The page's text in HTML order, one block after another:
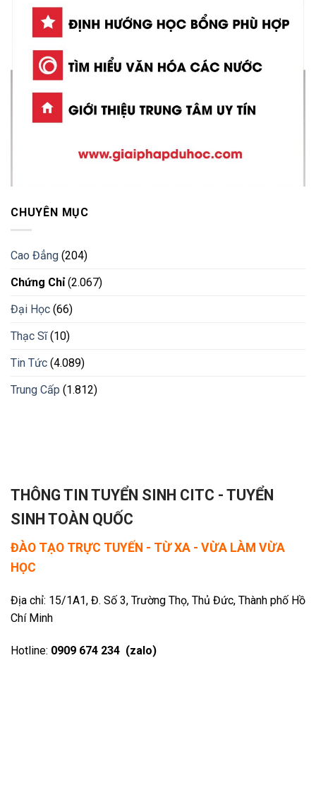
CHUYÊN MỤC
Cao Đẳng (204)
Chứng Chỉ(2.067)
Đại Học (66)
Thạc Sĩ(10)
Tin Tức (4.089)
Trung Cấp (1.812)
THÔNG TIN TUYỂN SINH CITC - TUYỂN
SINH TOÀN QUỐC
ĐÀO TẠO TRỰC TUYẾN - TỪ XA - VỪA LÀM VỪA
HỌC
Địa chỉ: 15/1A1, Đ. Số 3, Trường Thọ, Thủ Đức, Thành phố Hồ
Chí Minh
Hotline: 0909 674 234 (zalo)